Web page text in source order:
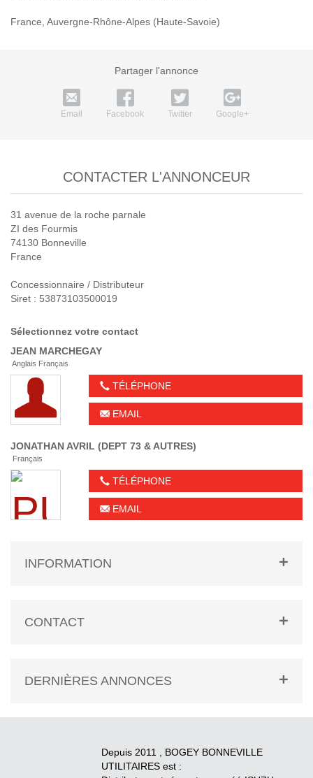
France, Auvergne-Rhône-Alpes (Haute-Savoie)
Partager l'annonce
Email Facebook Twitter Google+
CONTACTER L'ANNONCEUR
31 avenue de la roche parnale
ZI des Fourmis
74130 Bonneville
France
Concessionnaire / Distributeur
Siret : 53873103500019
Sélectionnez votre contact
JEAN MARCHEGAY
Anglais Français
TÉLÉPHONE
EMAIL
JONATHAN AVRIL (DEPT 73 & AUTRES)
Français
TÉLÉPHONE
EMAIL
INFORMATION
CONTACT
DERNIÈRES ANNONCES
Depuis 2011 , BOGEY BONNEVILLE
UTILITAIRES est :